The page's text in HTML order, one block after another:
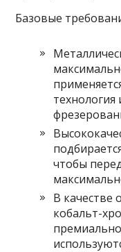
Базовые
чтобы
В качестве
кобальт-